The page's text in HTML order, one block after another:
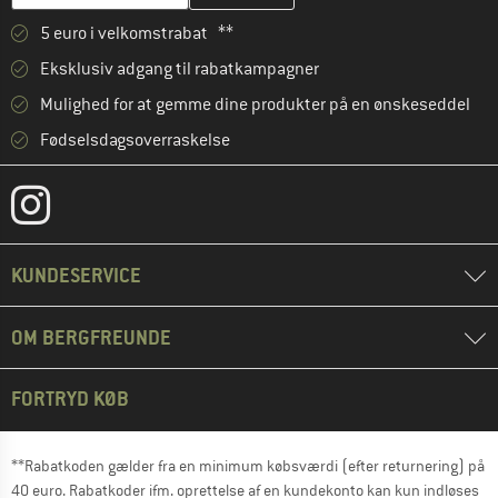
5 euro i velkomstrabat **
Eksklusiv adgang til rabatkampagner
Mulighed for at gemme dine produkter på en ønskeseddel
Fødselsdagsoverraskelse
KUNDESERVICE
OM BERGFREUNDE
FORTRYD KØB
**Rabatkoden gælder fra en minimum købsværdi (efter returnering) på
40 euro. Rabatkoder ifm. oprettelse af en kundekonto kan kun indløses